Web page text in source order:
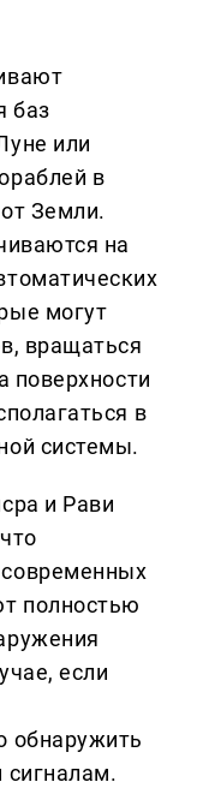
баз
или
в
Земли.
на
могут
вращаться
поверхности
в
системы.
и Рави
полностью
если
обнаружить
сигналам.